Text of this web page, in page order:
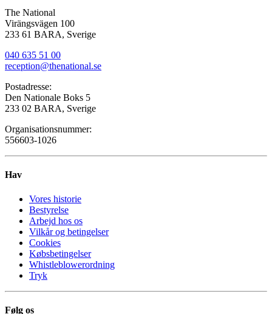
The National
Virängsvägen 100
233 61 BARA, Sverige
040 635 51 00
reception@thenational.se
Postadresse:
Den Nationale Boks 5
233 02 BARA, Sverige
Organisationsnummer:
556603-1026
Hav
Vores historie
Bestyrelse
Arbejd hos os
Vilkår og betingelser
Cookies
Købsbetingelser
Whistleblowerordning
Tryk
Følg os